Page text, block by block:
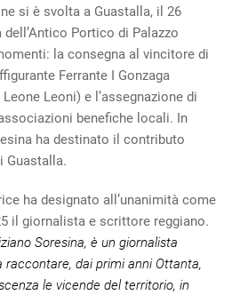
si è svolta a Guastalla, il 26
dell’Antico Portico di Palazzo
la consegna al vincitore di
Ferrante I Gonzaga
Leoni) e l’assegnazione di
benefiche locali. In
ha destinato il contributo
Guastalla.
ha designato all’unanimità come
il giornalista e scrittore reggiano.
Soresina, è un giornalista
dai primi anni Ottanta,
le vicende del territorio, in